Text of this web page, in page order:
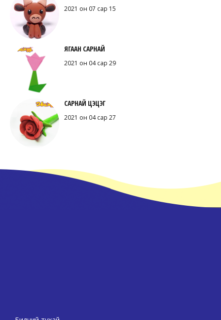
2021 он 07 сар 15
ЯГААН САРНАЙ
2021 он 04 сар 29
САРНАЙ ЦЭЦЭГ
2021 он 04 сар 27